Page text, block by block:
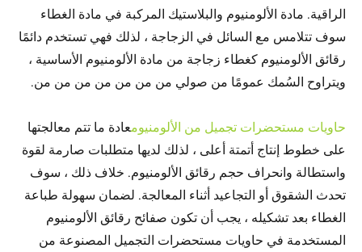
الراقية. مادة الألومنيوم والبلاستيك المركبة في مادة الغطاء
سوف تتلامس مع السائل في الزجاجة ، لذلك فهي تستخدم دائمًا
رقائق الألومنيوم كغطاء زجاجة من مادة الألومنيوم الأساسية ،
ويتراوح السُمك عمومًا من صولي من من من من من من من.
حاويات مستحضرات تجميل من الألومنيومعادة ما تتم معالجتها
على خطوط إنتاج أتمتة أعلى ، لذلك لديها متطلبات صارمة لقوة
واستطالة وانحراف حجم رقائق الألومنيوم. خلاف ذلك ، سوف
تحدث الشقوق أو التجاعيد أثناء المعالجة. لضمان سهولة طباعة
الغطاء بعد تشكيله ، يجب أن تكون صفائح رقائق الألومنيوم
المستخدمة في حاويات مستحضرات التجميل المصنوعة من